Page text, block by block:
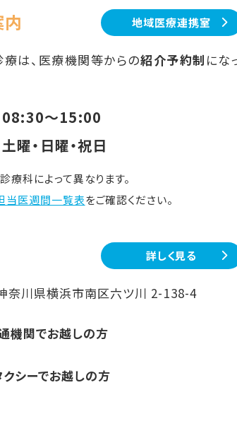
地域医療連携室
療は、医療機関等からの紹介予約制 にな
08:30～15:00
土曜・日曜・祝日
療科によって異なります。
当医週間一覧表をご確認ください。
詳しく見る
奈川県横浜市南区六ツ川 2-138-4
機関でお越しの方
クシーでお越しの方